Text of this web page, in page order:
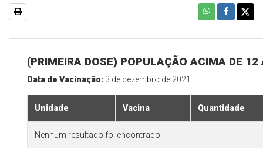
(PRIMEIRA DOSE) POPULAÇÃO ACIMA DE 12
Data de Vacinação: 3 de dezembro de 2021
Unidade Vacina Quantidade
Nenhum resultado foi encontrado.